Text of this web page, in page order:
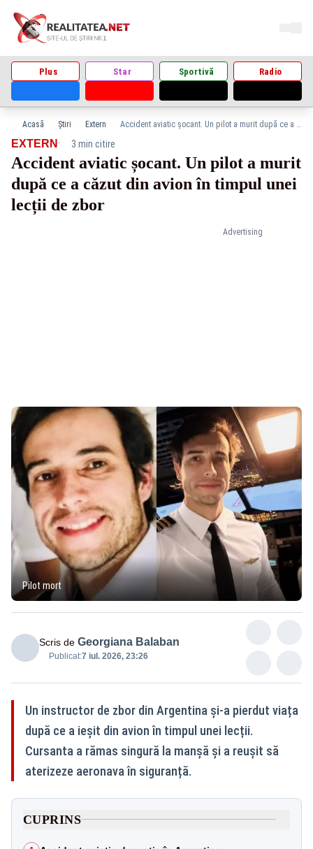
Plus Star Sportivă Radio
Acasă Știri Extern Accident aviatic șocant. Un pilot a murit după ce a căzut din avion în timpul unei lecții de zbor
Advertising
EXTERN · 3 min citire
Accident aviatic șocant. Un pilot a murit
după ce a căzut din avion în timpul unei
lecții de zbor
Pilot mort
Scris de Georgiana Balaban
Publicat:7 iul. 2026, 23:26
Un instructor de zbor din Argentina și-a pierdut viața
după ce a ieșit din avion în timpul unei lecții.
Cursanta a rămas singură la manșă și a reușit să
aterizeze aeronava în siguranță.
CUPRINS